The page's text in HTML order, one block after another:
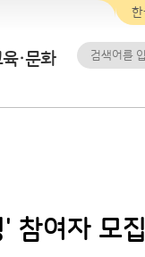
·문화
참여자 모집